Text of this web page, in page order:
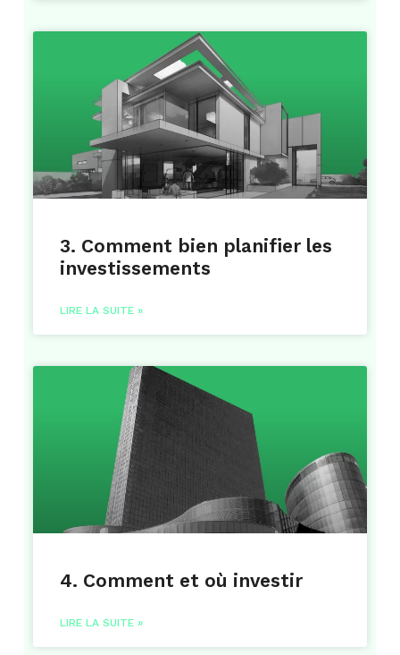
3. Comment bien planifier les
investissements
LIRE LA SUITE »
4. Comment et où investir
LIRE LA SUITE »